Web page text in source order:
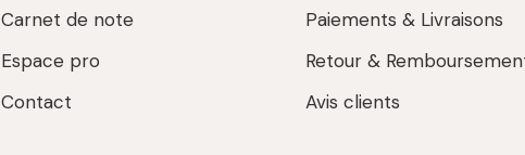
Carnet de note
Espace pro
Contact
Paiements & Livraisons
Retour &
Avis clients